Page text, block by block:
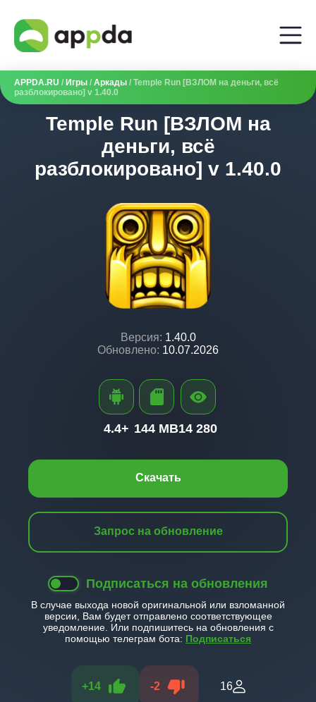
APPDA.RU / Игры / Аркады / Temple Run [ВЗЛОМ на деньги, всё
разблокировано] v 1.40.0
Temple Run [ВЗЛОМ на
деньги, всё
разблокировано] v 1.40.0
Версия: 1.40.0
Обновлено: 10.07.2026
Скачать
Запрос на обновление
Подписаться на обновления
В случае выхода новой оригинальной или взломанной
версии, Вам будет отправлено соответствующее
уведомление. Или подпишитесь на обновления с
помощью телеграм бота: Подписаться
+14 -2 16
4.4+ 144 MB14 280